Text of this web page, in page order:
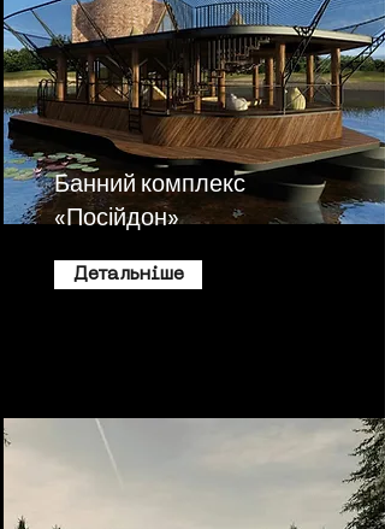
Банний комплекс
«Посійдон»
Детальніше